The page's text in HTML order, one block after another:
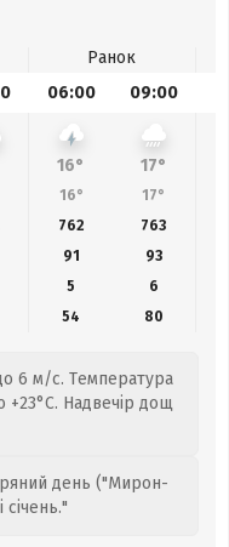
Ранок
06:00 09:00
16° 17°
16° 17°
762 763
91 93
5
6
54 80
6 м/с. Температура
+23°C. Надвечір дощ
день ("Мирон-